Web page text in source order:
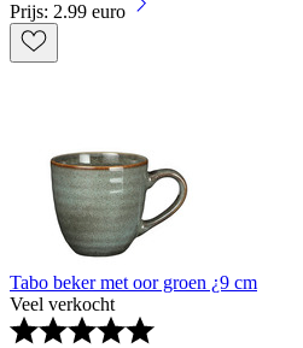
Prijs: 2.99 euro
Tabo beker met oor groen ¿9 cm
Veel verkocht